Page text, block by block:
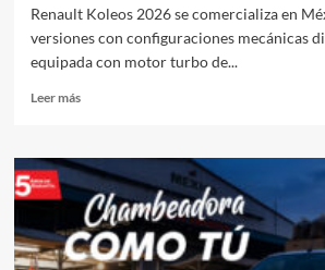
Renault Koleos 2026 se comercializa en
versiones con configuraciones mecánicas
equipada con motor turbo de...
Leer másLeer
Renault
Koleos
2026
amplía
su
oferta